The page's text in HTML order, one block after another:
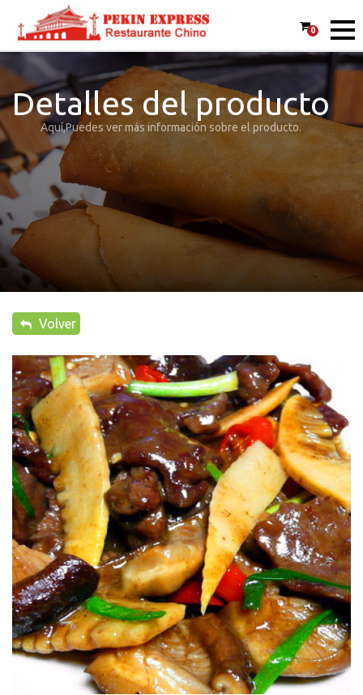
0
Detalles del producto
Aquí,Puedes ver más información sobre el producto.
Volver